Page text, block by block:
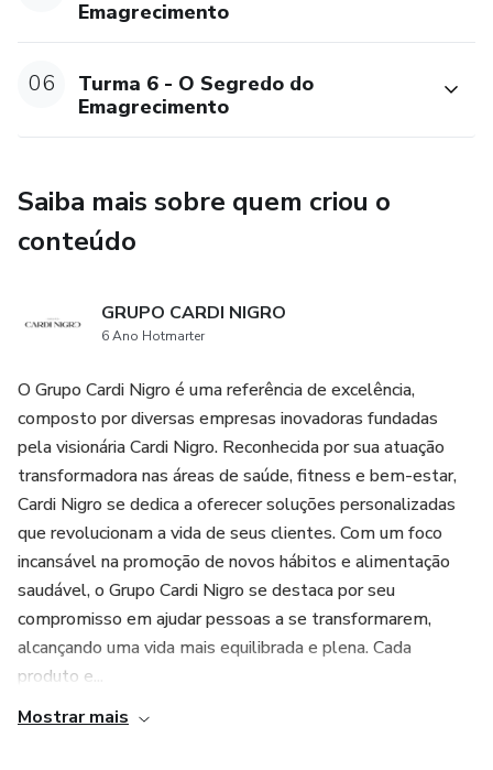
Emagrecimento
06
Turma 6 - O Segredo do
Emagrecimento
Saiba mais sobre quem criou o
conteúdo
GRUPO CARDI NIGRO
6 Ano Hotmarter
O Grupo Cardi Nigro é uma referência de excelência,
composto por diversas empresas inovadoras fundadas
pela visionária Cardi Nigro. Reconhecida por sua atuação
transformadora nas áreas de saúde, fitness e bem-estar,
Cardi Nigro se dedica a oferecer soluções personalizadas
que revolucionam a vida de seus clientes. Com um foco
incansável na promoção de novos hábitos e alimentação
saudável, o Grupo Cardi Nigro se destaca por seu
compromisso em ajudar pessoas a se transformarem,
alcançando uma vida mais equilibrada e plena. Cada
produto e...
Mostrar mais